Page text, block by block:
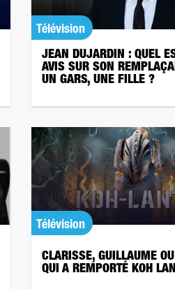
Télévision
JEAN DUJARDIN : QUEL
AVIS SUR SON
UN GARS, UNE FILLE ?
Télévision
CLARISSE, GUILLAUME
QUI A REMPORTÉ KOH